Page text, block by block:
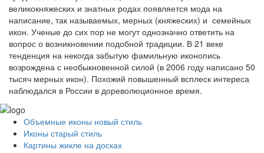
великокняжеских и знатных родах появляется мода на
написание, так называемых, мерных (княжеских) и семейных
икон. Ученые до сих пор не могут однозначно ответить на
вопрос о возникновении подобной традиции. В 21 веке
тенденция на некогда забытую фамильную иконопись
возрождена с необыкновенной силой (в 2006 году написано 50
тысяч мерных икон). Похожий повышенный всплеск интереса
наблюдался в России в дореволюционное время.
Объемные иконы новый стиль
Иконы старый стиль
Картины жикле на досках